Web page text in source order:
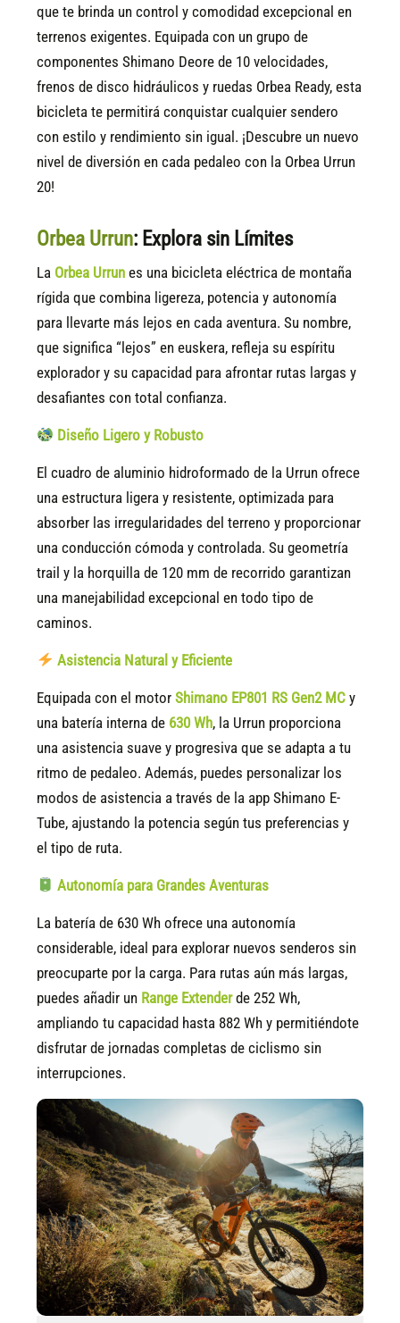
que te brinda un control y comodidad excepcional en
terrenos exigentes. Equipada con un grupo de
componentes Shimano Deore de 10 velocidades,
frenos de disco hidráulicos y ruedas Orbea Ready, esta
bicicleta te permitirá conquistar cualquier sendero
con estilo y rendimiento sin igual. ¡Descubre un nuevo
nivel de diversión en cada pedaleo con la Orbea Urrun
20!
Orbea Urrun: Explora sin Límites
La Orbea Urrun es una bicicleta eléctrica de montaña
rígida que combina ligereza, potencia y autonomía
para llevarte más lejos en cada aventura. Su nombre,
que significa “lejos” en euskera, refleja su espíritu
explorador y su capacidad para afrontar rutas largas y
desafiantes con total confianza.
Diseño Ligero y Robusto
El cuadro de aluminio hidroformado de la Urrun ofrece
una estructura ligera y resistente, optimizada para
absorber las irregularidades del terreno y proporcionar
una conducción cómoda y controlada. Su geometría
trail y la horquilla de 120 mm de recorrido garantizan
una manejabilidad excepcional en todo tipo de
caminos.
Asistencia Natural y Eficiente
Equipada con el motorShimano EP801 RS Gen2 MC y
una batería interna de 630 Wh, la Urrun proporciona
una asistencia suave y progresiva que se adapta a tu
ritmo de pedaleo. Además, puedes personalizar los
modos de asistencia a través de la app Shimano E-
Tube, ajustando la potencia según tus preferencias y
el tipo de ruta.
Autonomía para Grandes Aventuras
La batería de 630 Wh ofrece una autonomía
considerable, ideal para explorar nuevos senderos sin
preocuparte por la carga. Para rutas aún más largas,
puedes añadir un Range Extenderde 252 Wh,
ampliando tu capacidad hasta 882 Wh y permitiéndote
disfrutar de jornadas completas de ciclismo sin
interrupciones.